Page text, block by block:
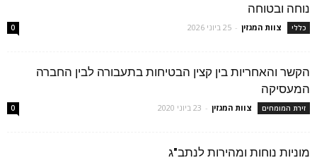
נוחה ובטוחה
כללי צוות המגזין - 25 ביוני 2026 0
הקשר והאחריות בין קצין הבטיחות בתעבורה לבין החברה
המעסיקה
זירת המומחים צוות המגזין - 23 ביוני 2020 0
מוניות נוחות ומהירות לנתב"ג